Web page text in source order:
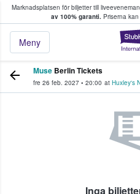
Marknadsplatsen för biljetter till
av 100% garanti. Priserna
Meny
köper och säljer
Muse Berlin Tickets
fre 26 feb. 2027 • 20:00 at Huxley's
Inga